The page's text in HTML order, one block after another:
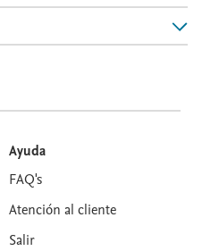
Ayuda
FAQ's
Atención al cliente
Salir